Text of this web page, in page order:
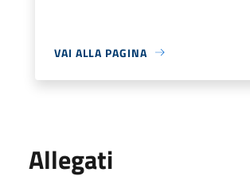
VAI ALLA PAGINA
Allegati